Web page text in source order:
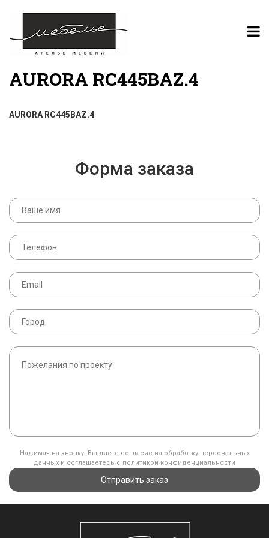
AURORA RC445BAZ.4
AURORA RC445BAZ.4
Форма заказа
Нажимая на кнопку, Вы даете согласие на обработку персональных
данных и соглашаетесь с политикой конфиденциальности
Отправить заказ